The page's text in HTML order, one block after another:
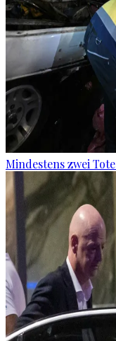
Mindestens zwei